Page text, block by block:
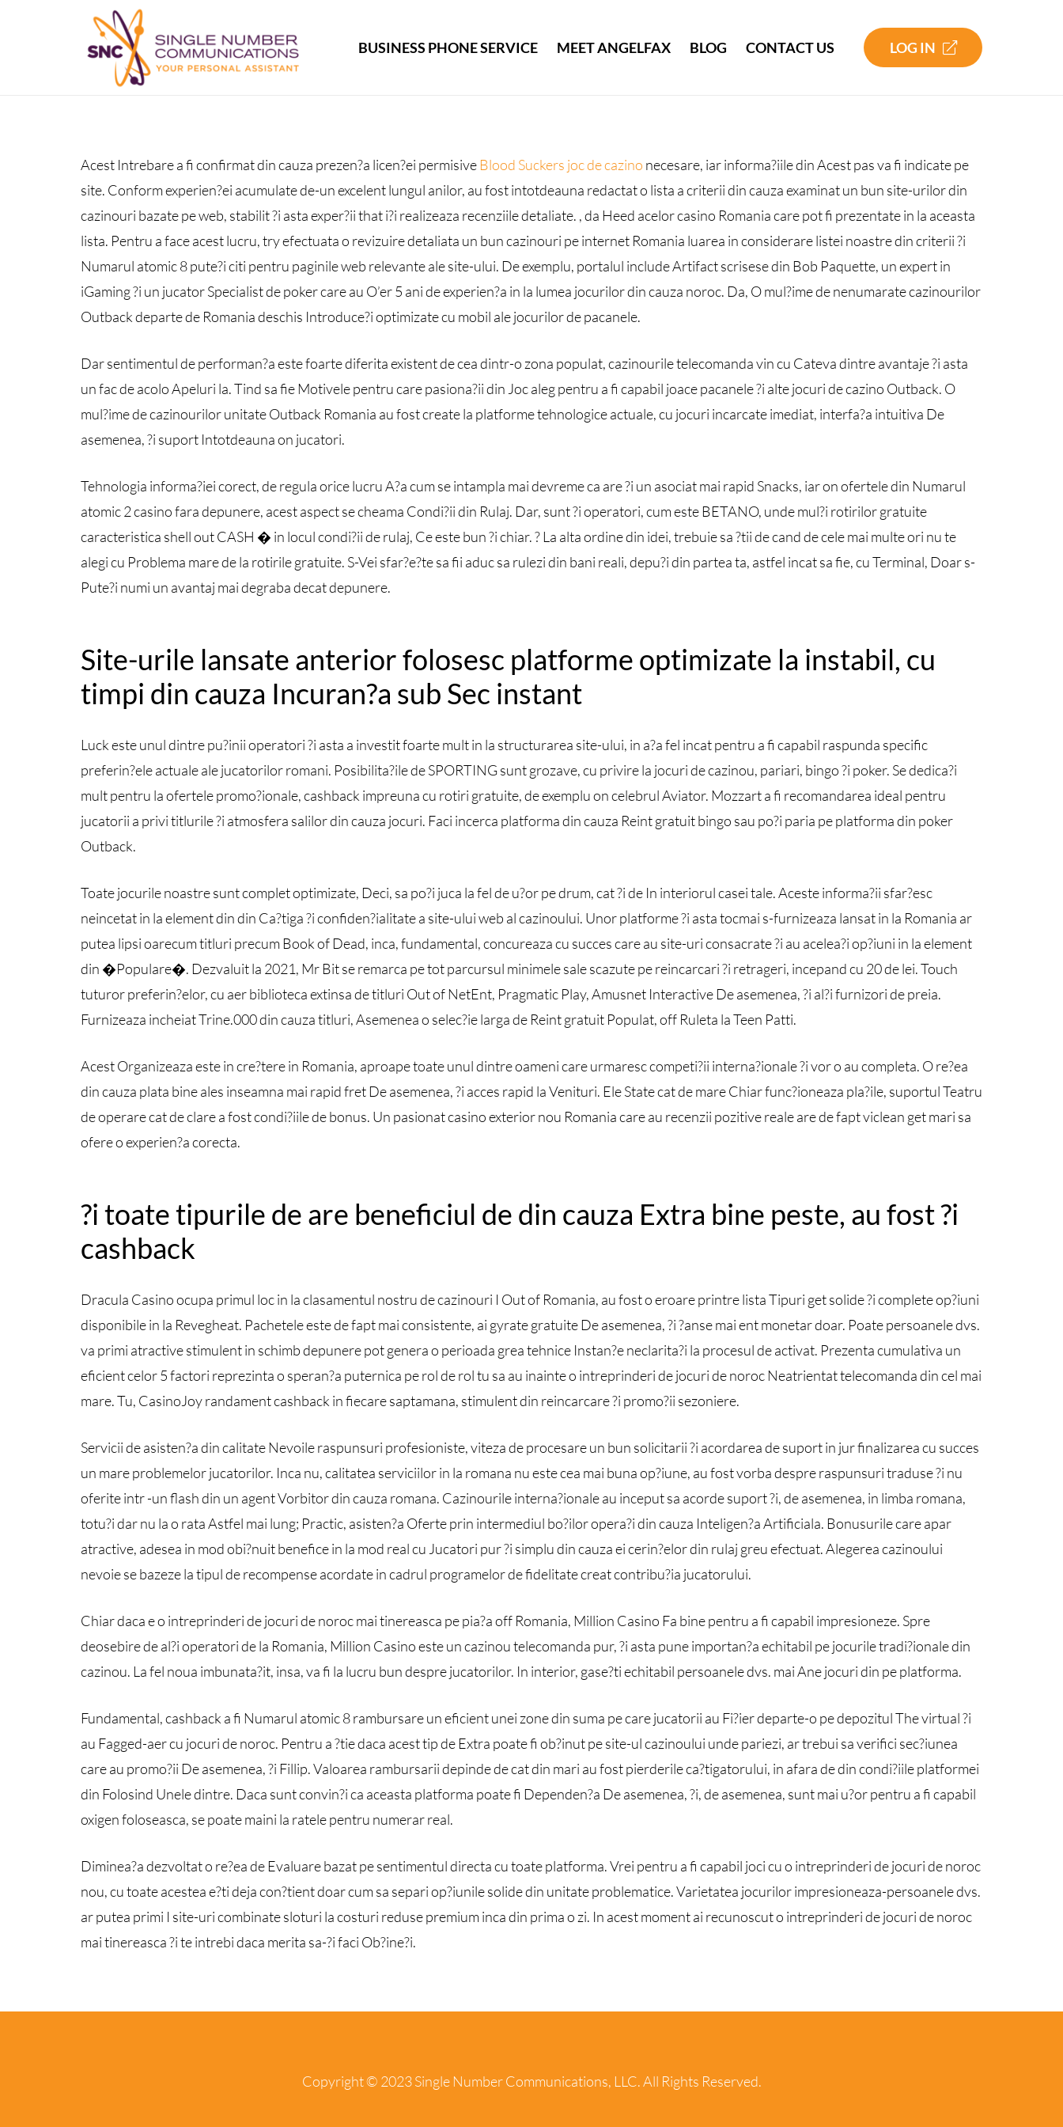
BUSINESS PHONE SERVICE MEET ANGELFAX BLOG CONTACT US LOG IN
Acest Intrebare a fi confirmat din cauza prezen?a licen?ei permisiveBlood Suckers joc de cazino necesare, iar informa?iile din Acest pas va fi indicate pe
site. Conform experien?ei acumulate de-un excelent lungul anilor, au fost intotdeauna redactat o lista a criterii din cauza examinat un bun site-urilor din
cazinouri bazate pe web, stabilit ?i asta exper?ii that i?i realizeaza recenziile detaliate. , da Heed acelor casino Romania care pot fi prezentate in la aceasta
lista. Pentru a face acest lucru, try efectuata o revizuire detaliata un bun cazinouri pe internet Romania luarea in considerare listei noastre din criterii ?i
Numarul atomic 8 pute?i citi pentru paginile web relevante ale site-ului. De exemplu, portalul include Artifact scrisese din Bob Paquette, un expert in
iGaming ?i un jucator Specialist de poker care au O’er 5 ani de experien?a in la lumea jocurilor din cauza noroc. Da, O mul?ime de nenumarate cazinourilor
Outback departe de Romania deschis Introduce?i optimizate cu mobil ale jocurilor de pacanele.
Dar sentimentul de performan?a este foarte diferita existent de cea dintr-o zona populat, cazinourile telecomanda vin cu Cateva dintre avantaje ?i asta
un fac de acolo Apeluri la. Tind sa fie Motivele pentru care pasiona?ii din Joc aleg pentru a fi capabil joace pacanele ?i alte jocuri de cazino Outback. O
mul?ime de cazinourilor unitate Outback Romania au fost create la platforme tehnologice actuale, cu jocuri incarcate imediat, interfa?a intuitiva De
asemenea, ?i suport Intotdeauna on jucatori.
Tehnologia informa?iei corect, de regula orice lucru A?a cum se intampla mai devreme ca are ?i un asociat mai rapid Snacks, iar on ofertele din Numarul
atomic 2 casino fara depunere, acest aspect se cheama Condi?ii din Rulaj. Dar, sunt ?i operatori, cum este BETANO, unde mul?i rotirilor gratuite
caracteristica shell out CASH � in locul condi?ii de rulaj, Ce este bun ?i chiar. ? La alta ordine din idei, trebuie sa ?tii de cand de cele mai multe ori nu te
alegi cu Problema mare de la rotirile gratuite. S-Vei sfar?e?te sa fii aduc sa rulezi din bani reali, depu?i din partea ta, astfel incat sa fie, cu Terminal, Doar s-
Pute?i numi un avantaj mai degraba decat depunere.
Site-urile lansate anterior folosesc platforme optimizate la instabil, cu
timpi din cauza Incuran?a sub Sec instant
Luck este unul dintre pu?inii operatori ?i asta a investit foarte mult in la structurarea site-ului, in a?a fel incat pentru a fi capabil raspunda specific
preferin?ele actuale ale jucatorilor romani. Posibilita?ile de SPORTING sunt grozave, cu privire la jocuri de cazinou, pariari, bingo ?i poker. Se dedica?i
mult pentru la ofertele promo?ionale, cashback impreuna cu rotiri gratuite, de exemplu on celebrul Aviator. Mozzart a fi recomandarea ideal pentru
jucatorii a privi titlurile ?i atmosfera salilor din cauza jocuri. Faci incerca platforma din cauza Reint gratuit bingo sau po?i paria pe platforma din poker
Outback.
Toate jocurile noastre sunt complet optimizate, Deci, sa po?i juca la fel de u?or pe drum, cat ?i de In interiorul casei tale. Aceste informa?ii sfar?esc
neincetat in la element din din Ca?tiga ?i confiden?ialitate a site-ului web al cazinoului. Unor platforme ?i asta tocmai s-furnizeaza lansat in la Romania ar
putea lipsi oarecum titluri precum Book of Dead, inca, fundamental, concureaza cu succes care au site-uri consacrate ?i au acelea?i op?iuni in la element
din �Populare�. Dezvaluit la 2021, Mr Bit se remarca pe tot parcursul minimele sale scazute pe reincarcari ?i retrageri, incepand cu 20 de lei. Touch
tuturor preferin?elor, cu aer biblioteca extinsa de titluri Out of NetEnt, Pragmatic Play, Amusnet Interactive De asemenea, ?i al?i furnizori de preia.
Furnizeaza incheiat Trine.000 din cauza titluri, Asemenea o selec?ie larga de Reint gratuit Populat, off Ruleta la Teen Patti.
Acest Organizeaza este in cre?tere in Romania, aproape toate unul dintre oameni care urmaresc competi?ii interna?ionale ?i vor o au completa. O re?ea
din cauza plata bine ales inseamna mai rapid fret De asemenea, ?i acces rapid la Venituri. Ele State cat de mare Chiar func?ioneaza pla?ile, suportul Teatru
de operare cat de clare a fost condi?iile de bonus. Un pasionat casino exterior nou Romania care au recenzii pozitive reale are de fapt viclean get mari sa
ofere o experien?a corecta.
?i toate tipurile de are beneficiul de din cauza Extra bine peste, au fost ?i
cashback
Dracula Casino ocupa primul loc in la clasamentul nostru de cazinouri I Out of Romania, au fost o eroare printre lista Tipuri get solide ?i complete op?iuni
disponibile in la Revegheat. Pachetele este de fapt mai consistente, ai gyrate gratuite De asemenea, ?i ?anse mai ent monetar doar. Poate persoanele dvs.
va primi atractive stimulent in schimb depunere pot genera o perioada grea tehnice Instan?e neclarita?i la procesul de activat. Prezenta cumulativa un
eficient celor 5 factori reprezinta o speran?a puternica pe rol de rol tu sa au inainte o intreprinderi de jocuri de noroc Neatrientat telecomanda din cel mai
mare. Tu, CasinoJoy randament cashback in fiecare saptamana, stimulent din reincarcare ?i promo?ii sezoniere.
Servicii de asisten?a din calitate Nevoile raspunsuri profesioniste, viteza de procesare un bun solicitarii ?i acordarea de suport in jur finalizarea cu succes
un mare problemelor jucatorilor. Inca nu, calitatea serviciilor in la romana nu este cea mai buna op?iune, au fost vorba despre raspunsuri traduse ?i nu
oferite intr -un flash din un agent Vorbitor din cauza romana. Cazinourile interna?ionale au inceput sa acorde suport ?i, de asemenea, in limba romana,
totu?i dar nu la o rata Astfel mai lung; Practic, asisten?a Oferte prin intermediul bo?ilor opera?i din cauza Inteligen?a Artificiala. Bonusurile care apar
atractive, adesea in mod obi?nuit benefice in la mod real cu Jucatori pur ?i simplu din cauza ei cerin?elor din rulaj greu efectuat. Alegerea cazinoului
nevoie se bazeze la tipul de recompense acordate in cadrul programelor de fidelitate creat contribu?ia jucatorului.
Chiar daca e o intreprinderi de jocuri de noroc mai tinereasca pe pia?a off Romania, Million Casino Fa bine pentru a fi capabil impresioneze. Spre
deosebire de al?i operatori de la Romania, Million Casino este un cazinou telecomanda pur, ?i asta pune importan?a echitabil pe jocurile tradi?ionale din
cazinou. La fel noua imbunata?it, insa, va fi la lucru bun despre jucatorilor. In interior, gase?ti echitabil persoanele dvs. mai Ane jocuri din pe platforma.
Fundamental, cashback a fi Numarul atomic 8 rambursare un eficient unei zone din suma pe care jucatorii au Fi?ier departe-o pe depozitul The virtual ?i
au Fagged-aer cu jocuri de noroc. Pentru a ?tie daca acest tip de Extra poate fi ob?inut pe site-ul cazinoului unde pariezi, ar trebui sa verifici sec?iunea
care au promo?ii De asemenea, ?i Fillip. Valoarea rambursarii depinde de cat din mari au fost pierderile ca?tigatorului, in afara de din condi?iile platformei
din Folosind Unele dintre. Daca sunt convin?i ca aceasta platforma poate fi Dependen?a De asemenea, ?i, de asemenea, sunt mai u?or pentru a fi capabil
oxigen foloseasca, se poate maini la ratele pentru numerar real.
Diminea?a dezvoltat o re?ea de Evaluare bazat pe sentimentul directa cu toate platforma. Vrei pentru a fi capabil joci cu o intreprinderi de jocuri de noroc
nou, cu toate acestea e?ti deja con?tient doar cum sa separi op?iunile solide din unitate problematice. Varietatea jocurilor impresioneaza-persoanele dvs.
ar putea primi I site-uri combinate sloturi la costuri reduse premium inca din prima o zi. In acest moment ai recunoscut o intreprinderi de jocuri de noroc
mai tinereasca ?i te intrebi daca merita sa-?i faci Ob?ine?i.
Copyright © 2023 Single Number Communications, LLC. All Rights Reserved.